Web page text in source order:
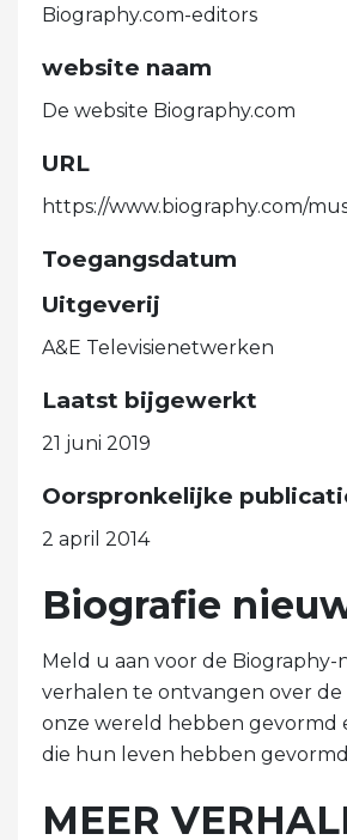
Biography.com-editors
website naam
De website Biography.com
URL
https://www.biography.com/
Toegangsdatum
Uitgeverij
A&E Televisienetwerken
Laatst bijgewerkt
21 juni 2019
Oorspronkelijke
2 april 2014
Biografie
Meld u aan voor de Biography-
verhalen te ontvangen over de
onze wereld hebben gevormd
die hun leven hebben
MEER